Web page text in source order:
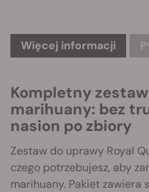
Więcej informacji
Kompletny
marihuany: bez
nasion po zbiory
Zestaw do uprawy Royal
czego potrzebujesz, aby
marihuany. Pakiet zawiera